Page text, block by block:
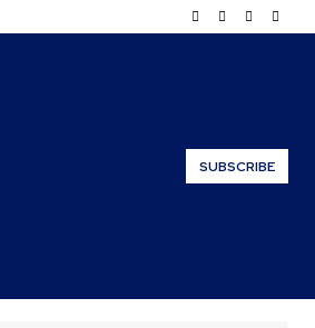
SUBSCRIBE